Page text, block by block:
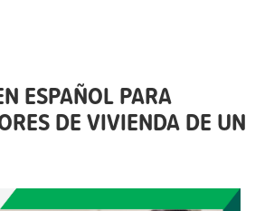
ESPAÑOL PARA
DE VIVIENDA DE UN